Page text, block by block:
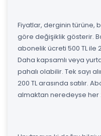
Fiyatlar, derginin türüne,
göre değişiklik gösterir.
abonelik ücreti 500 TL ile
Daha kapsamlı veya
pahalı olabilir. Tek sayı
200 TL arasında satılır.
almaktan neredeyse